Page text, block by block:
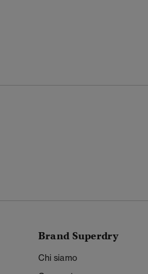
Brand Superdry
Chi siamo